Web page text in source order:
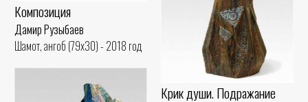
Композиция
Дамир Рузыбаев
Шамот, ангоб (79x30) - 2018 год
Крик души. Подражание